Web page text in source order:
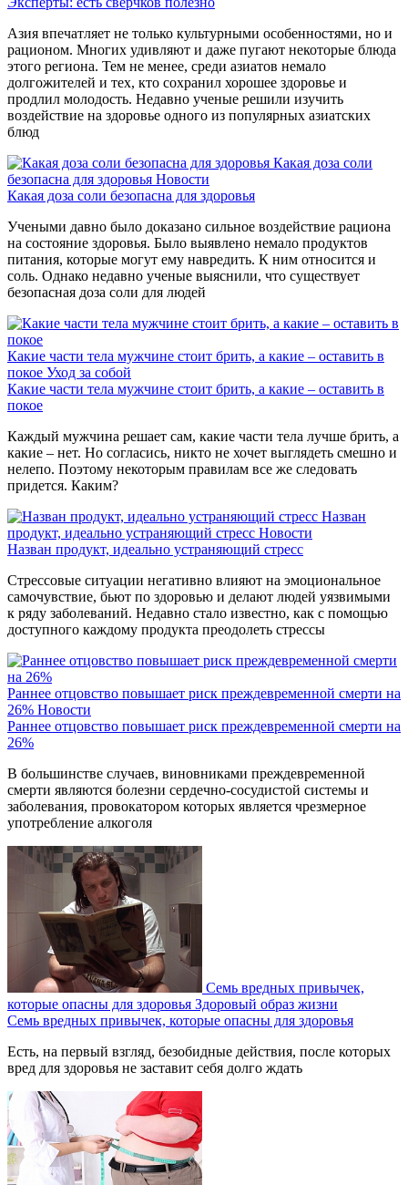
Азия впечатляет не только культурными особенностями, но и
рационом. Многих удивляют и даже пугают некоторые блюда
этого региона. Тем не менее, среди азиатов немало
долгожителей и тех, кто сохранил хорошее здоровье и
продлил молодость. Недавно ученые решили изучить
воздействие на здоровье одного из популярных азиатских
блюд
Какая доза соли
безопасна для здоровья Новости
Какая доза соли безопасна для здоровья
Учеными давно было доказано сильное воздействие рациона
на состояние здоровья. Было выявлено немало продуктов
питания, которые могут ему навредить. К ним относится и
соль. Однако недавно ученые выяснили, что существует
безопасная доза соли для людей
Какие части тела мужчине стоит брить, а какие – оставить в
покое Уход за собой
Какие части тела мужчине стоит брить, а какие – оставить в
покое
Каждый мужчина решает сам, какие части тела лучше брить, а
какие – нет. Но согласись, никто не хочет выглядеть смешно и
нелепо. Поэтому некоторым правилам все же следовать
придется. Каким?
Назван
продукт, идеально устраняющий стресс Новости
Назван продукт, идеально устраняющий стресс
Стрессовые ситуации негативно влияют на эмоциональное
самочувствие, бьют по здоровью и делают людей уязвимыми
к ряду заболеваний. Недавно стало известно, как с помощью
доступного каждому продукта преодолеть стрессы
Раннее отцовство повышает риск преждевременной смерти на
26% Новости
Раннее отцовство повышает риск преждевременной смерти на
26%
В большинстве случаев, виновниками преждевременной
смерти являются болезни сердечно-сосудистой системы и
заболевания, провокатором которых является чрезмерное
употребление алкоголя
Семь вредных привычек,
которые опасны для здоровья Здоровый образ жизни
Семь вредных привычек, которые опасны для здоровья
Есть, на первый взгляд, безобидные действия, после которых
вред для здоровья не заставит себя долго ждать